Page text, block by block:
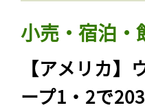
小売・宿泊・
【アメリカ
ープ1・2で